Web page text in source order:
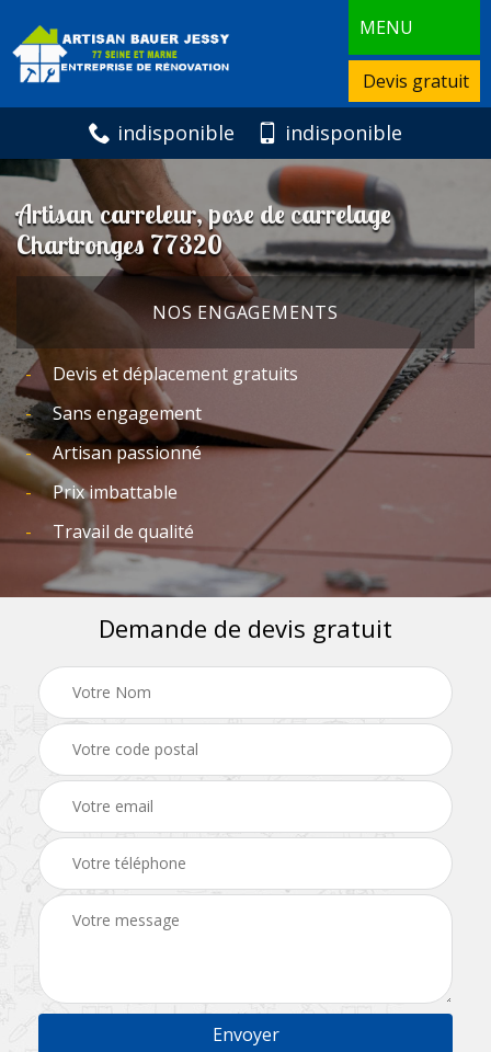
MENU
Devis gratuit
indisponible indisponible
Artisan carreleur, pose de carrelage
Chartronges 77320
NOS ENGAGEMENTS
Devis et déplacement gratuits
Sans engagement
Artisan passionné
Prix imbattable
Travail de qualité
Demande de devis gratuit